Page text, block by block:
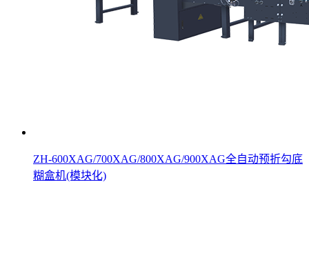
ZH-600XAG/700XAG/800XAG/900XAG全自动预折勾底
糊盒机(模块化)